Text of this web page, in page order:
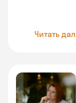
Читать